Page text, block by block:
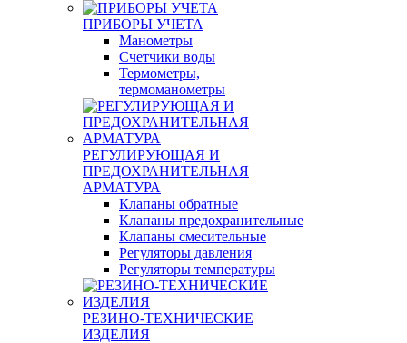
ПРИБОРЫ УЧЕТА
Манометры
Счетчики воды
Термометры,
термоманометры
РЕГУЛИРУЮЩАЯ И
ПРЕДОХРАНИТЕЛЬНАЯ
АРМАТУРА
Клапаны обратные
Клапаны предохранительные
Клапаны смесительные
Регуляторы давления
Регуляторы температуры
РЕЗИНО-ТЕХНИЧЕСКИЕ
ИЗДЕЛИЯ